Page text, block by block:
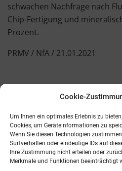
Cookie-
Um Ihnen ein optimales Erlebnis zu
Cookies, um Geräteinformationen zu
Wenn Sie diesen Technologien
Surfverhalten oder eindeutige IDs auf
Ihre Zustimmung nicht erteilen oder
Merkmale und Funktionen beeinträchtigt
schwachen Nachfrage nach
Chip-Fertigung und
Prozent.
PRMV / NfA / 21.01.2021
Kontakt AGB Fachmedien
Telefon: 0821
E-Mail: